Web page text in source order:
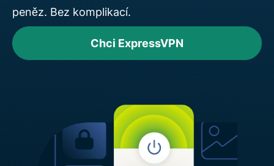
peněz. Bez komplikací.
Chci ExpressVPN